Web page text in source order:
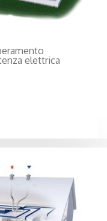
elettrica